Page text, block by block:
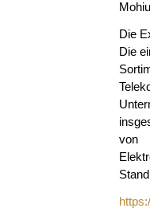
Die
Die
von